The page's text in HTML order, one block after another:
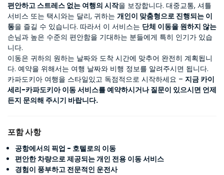
편안하고 스트레스 없는 여행의 시작을 보장합니다. 대중교통, 셔틀
서비스 또는 택시와는 달리, 귀하는 개인이 맞춤형으로 진행되는 이
동을 즐길 수 있습니다. 따라서 이 서비스는 단체 이동을 원하지 않는
손님과 높은 수준의 편안함을 기대하는 분들에게 특히 인기가 있습
니다.
이동은 귀하의 원하는 날짜와 도착 시간에 맞추어 완전히 계획됩니
다. 예약을 위해서는 여행 날짜와 비행 정보를 알려주시면 됩니다.
카파도키아 여행을 스타일있고 독점적으로 시작하세요 – 지금 카이
세리-카파도키아 이동 서비스를 예약하시거나 질문이 있으시면 언제
든지 문의해 주시기 바랍니다.
포함 사항
공항에서의 픽업 - 호텔로의 이동
편안한 차량으로 제공되는 개인 전용 이동 서비스
경험이 풍부하고 전문적인 운전사